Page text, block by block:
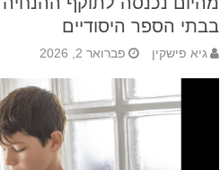
בבתי הספר היסודיים
גיא פישקין פברואר 2, 2026